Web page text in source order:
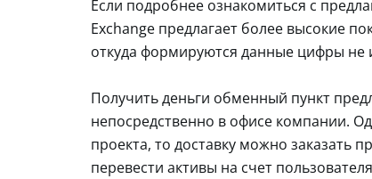
Если подробнее ознакомиться с
Exchange предлагает более высокие
откуда формируются данные цифры не
Получить деньги обменный пункт
непосредственно в офисе компании.
проекта, то доставку можно заказать
перевести активы на счет